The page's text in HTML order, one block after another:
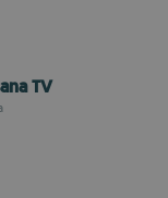
TV